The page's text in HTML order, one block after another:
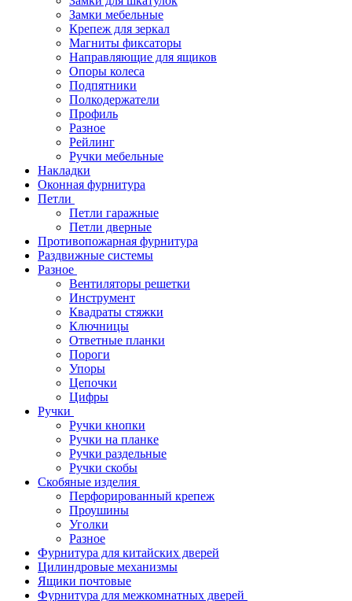
Замки мебельные
Крепеж для зеркал
Магниты фиксаторы
Направляющие для ящиков
Опоры колеса
Подпятники
Полкодержатели
Профиль
Разное
Рейлинг
Ручки мебельные
Накладки
Оконная фурнитура
Петли
Петли гаражные
Петли дверные
Противопожарная фурнитура
Раздвижные системы
Разное
Вентиляторы решетки
Инструмент
Квадраты стяжки
Ключницы
Ответные планки
Пороги
Упоры
Цепочки
Цифры
Ручки
Ручки кнопки
Ручки на планке
Ручки раздельные
Ручки скобы
Скобяные изделия
Перфорированный крепеж
Проушины
Уголки
Разное
Фурнитура для китайских дверей
Цилиндровые механизмы
Ящики почтовые
Фурнитура для межкомнатных дверей